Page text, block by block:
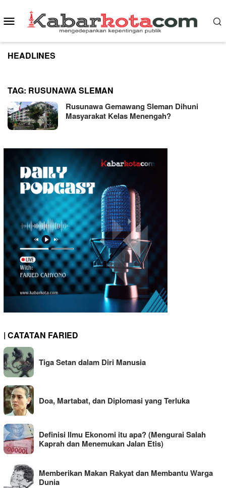
to
content
Mobile
Menu
HEADLINES
TAG: RUSUNAWA SLEMAN
Rusunawa Gemawang Sleman Dihuni
Masyarakat Kelas Menengah?
| CATATAN FARIED
Tiga Setan dalam Diri Manusia
Doa, Martabat, dan Diplomasi yang Terluka
Definisi Ilmu Ekonomi itu apa? (Mengurai Salah
Kaprah dan Menemukan Jalan Etis)
Memberikan Makan Rakyat dan Membantu Warga
Dunia